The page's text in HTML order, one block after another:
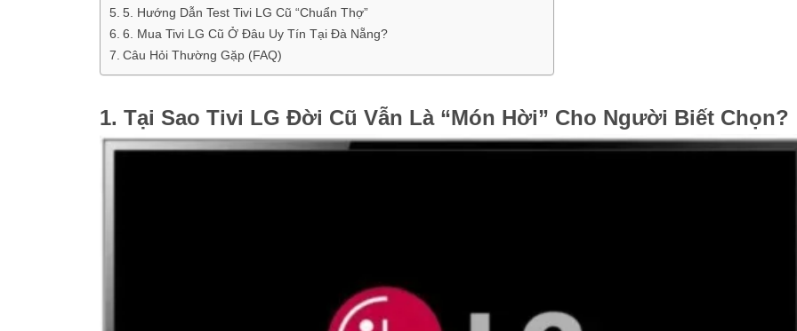
5. Hướng Dẫn Test Tivi LG Cũ “Chuẩn Thợ”
6. Mua Tivi LG Cũ Ở Đâu Uy Tín Tại Đà Nẵng?
Câu Hỏi Thường Gặp (FAQ)
1. Tại Sao Tivi LG Đời Cũ Vẫn Là “Món Hời” Cho Người Biết Chọn?